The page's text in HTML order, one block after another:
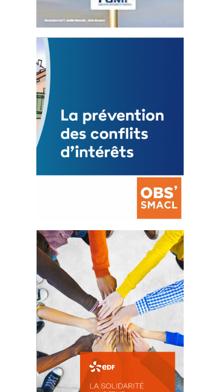
Statut de l’élu local
3 avril 2024
Mise à jour avril 2024
FEUILLETER
La prévention des conflits
d’intérêts
18 septembre 2023
FEUILLETER